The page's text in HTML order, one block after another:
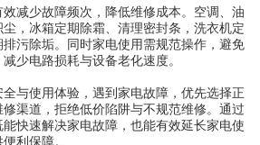
减少故障频次，降低维修成本。空调、油
，冰箱定期除霜、清理密封条，洗衣机定
污除垢。同时家电使用需规范操作，避免
少电路损耗与设备老化速度。
与使用体验，遇到家电故障，优先选择正
渠道，拒绝低价陷阱与不规范维修。通过
快速解决家电故障，也能有效延长家电使
利保障。